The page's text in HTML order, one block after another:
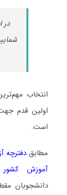
در
انتخاب
اولین قدم
است.
مطابقدفترچه
آموزش کشور
دانشجویان